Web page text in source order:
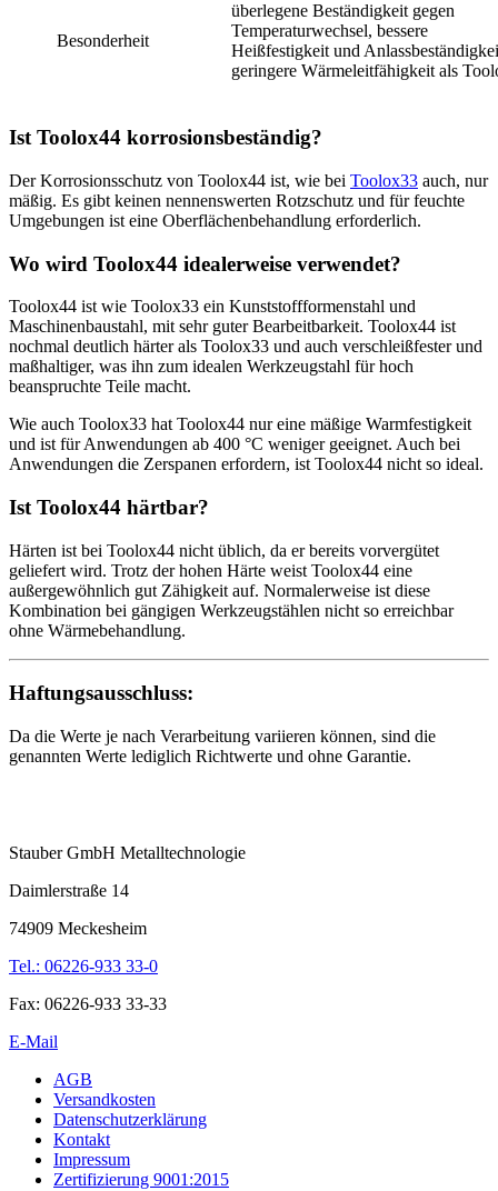
Besonderheit
überlegene Beständigkeit gegen
Temperaturwechsel, bessere
Heißfestigkeit und
geringere Wärmeleitfähigkeit als
Ist Toolox44 korrosionsbeständig?
Der Korrosionsschutz von Toolox44 ist, wie bei Toolox33 auch, nur
mäßig. Es gibt keinen nennenswerten Rotzschutz und für feuchte
Umgebungen ist eine Oberflächenbehandlung erforderlich.
Wo wird Toolox44 idealerweise verwendet?
Toolox44 ist wie Toolox33 ein Kunststoffformenstahl und
Maschinenbaustahl, mit sehr guter Bearbeitbarkeit. Toolox44 ist
nochmal deutlich härter als Toolox33 und auch verschleißfester und
maßhaltiger, was ihn zum idealen Werkzeugstahl für hoch
beanspruchte Teile macht.
Wie auch Toolox33 hat Toolox44 nur eine mäßige Warmfestigkeit
und ist für Anwendungen ab 400 °C weniger geeignet. Auch bei
Anwendungen die Zerspanen erfordern, ist Toolox44 nicht so ideal.
Ist Toolox44 härtbar?
Härten ist bei Toolox44 nicht üblich, da er bereits vorvergütet
geliefert wird. Trotz der hohen Härte weist Toolox44 eine
außergewöhnlich gut Zähigkeit auf. Normalerweise ist diese
Kombination bei gängigen Werkzeugstählen nicht so erreichbar
ohne Wärmebehandlung.
Haftungsausschluss:
Da die Werte je nach Verarbeitung variieren können, sind die
genannten Werte lediglich Richtwerte und ohne Garantie.
Stauber GmbH Metalltechnologie
Daimlerstraße 14
74909 Meckesheim
Tel.: 06226-933 33-0
Fax: 06226-933 33-33
E-Mail
AGB
Versandkosten
Datenschutzerklärung
Kontakt
Impressum
Zertifizierung 9001:2015